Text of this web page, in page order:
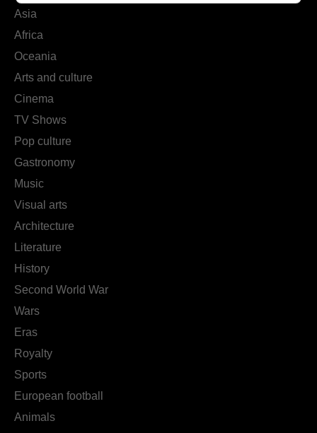
Asia
Africa
Oceania
Arts and culture
Cinema
TV Shows
Pop culture
Gastronomy
Music
Visual arts
Architecture
Literature
History
Second World War
Wars
Eras
Royalty
Sports
European football
Animals